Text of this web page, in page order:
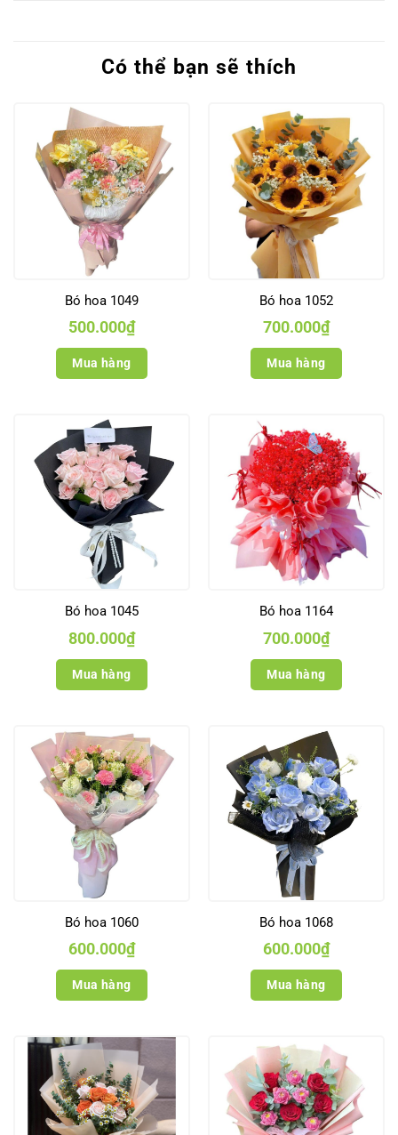
Có thể bạn sẽ thích
Bó hoa 1049
500.000₫
Mua hàng
Bó hoa 1052
700.000₫
Mua hàng
Bó hoa 1045
800.000₫
Mua hàng
Bó hoa 1164
700.000₫
Mua hàng
Bó hoa 1060
600.000₫
Mua hàng
Bó hoa 1068
600.000₫
Mua hàng